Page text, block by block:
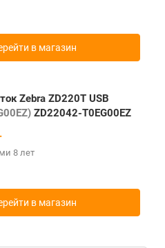
в магазин
Zebra ZD220T USB
ZD22042-T0EG00EZ
8 лет
в магазин